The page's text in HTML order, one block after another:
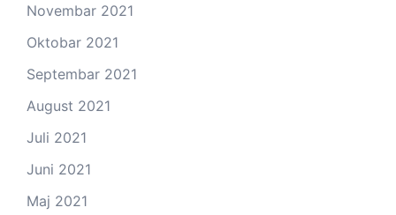
Novembar 2021
Oktobar 2021
Septembar 2021
August 2021
Juli 2021
Juni 2021
Maj 2021